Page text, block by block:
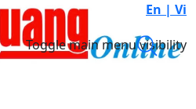
En | Vi
Toggle main menu visibility